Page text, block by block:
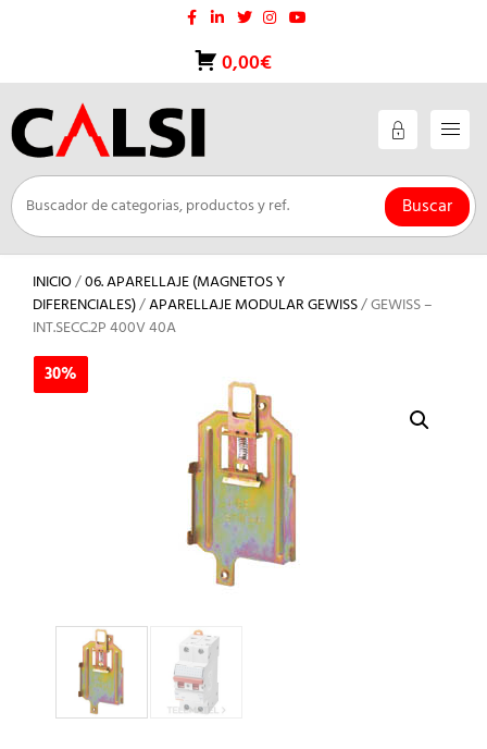
0,00€
Buscar
INICIO/06. APARELLAJE (MAGNETOS Y
DIFERENCIALES)/APARELLAJE MODULAR GEWISS/ GEWISS –
INT.SECC.2P 400V 40A
30%
30%